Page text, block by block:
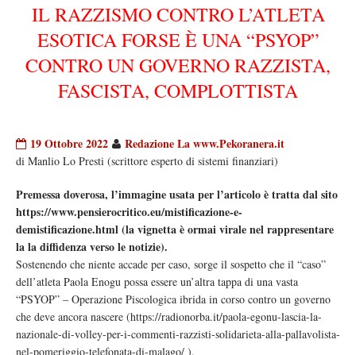
IL RAZZISMO CONTRO L’ATLETA
ESOTICA FORSE È UNA “PSYOP”
CONTRO UN GOVERNO RAZZISTA,
FASCISTA, COMPLOTTISTA
19 Ottobre 2022 Redazione La www.Pekoranera.it
di Manlio Lo Presti (scrittore esperto di sistemi finanziari)
Premessa doverosa, l’immagine usata per l’articolo è tratta dal sito
https://www.pensierocritico.eu/mistificazione-e-
demistificazione.html (la vignetta è ormai virale nel rappresentare
la la diffidenza verso le notizie).
Sostenendo che niente accade per caso, sorge il sospetto che il “caso”
dell’atleta Paola Enogu possa essere un’altra tappa di una vasta
“PSYOP” – Operazione Piscologica ibrida in corso contro un governo
che deve ancora nascere (https://radionorba.it/paola-egonu-lascia-la-
nazionale-di-volley-per-i-commenti-razzisti-solidarieta-alla-pallavolista-
nel-pomeriggio-telefonata-di-malago/ ).